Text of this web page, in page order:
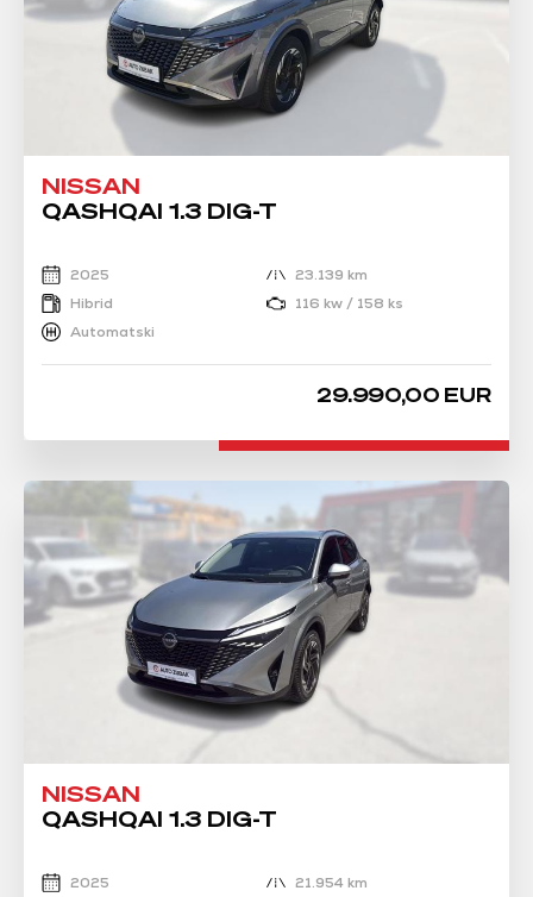
NISSAN
QASHQAI 1.3 DIG-T
2025
23.139 km
Hibrid
116 kw / 158 ks
Automatski
29.990,00 EUR
NISSAN
QASHQAI 1.3 DIG-T
2025
21.954 km